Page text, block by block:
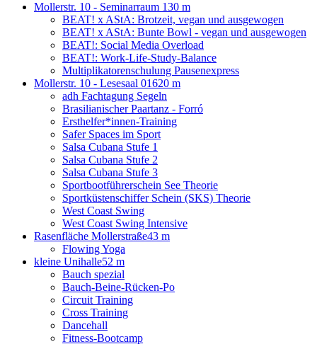
Mollerstr. 10 - Seminarraum 130 m
BEAT! x AStA: Brotzeit, vegan und ausgewogen
BEAT! x AStA: Bunte Bowl - vegan und ausgewogen
BEAT!: Social Media Overload
BEAT!: Work-Life-Study-Balance
Multiplikatorenschulung Pausenexpress
Mollerstr. 10 - Lesesaal 01620 m
adh Fachtagung Segeln
Brasilianischer Paartanz - Forró
Ersthelfer*innen-Training
Safer Spaces im Sport
Salsa Cubana Stufe 1
Salsa Cubana Stufe 2
Salsa Cubana Stufe 3
Sportbootführerschein See Theorie
Sportküstenschiffer Schein (SKS) Theorie
West Coast Swing
West Coast Swing Intensive
Rasenfläche Mollerstraße43 m
Flowing Yoga
kleine Unihalle52 m
Bauch spezial
Bauch-Beine-Rücken-Po
Circuit Training
Cross Training
Dancehall
Fitness-Bootcamp